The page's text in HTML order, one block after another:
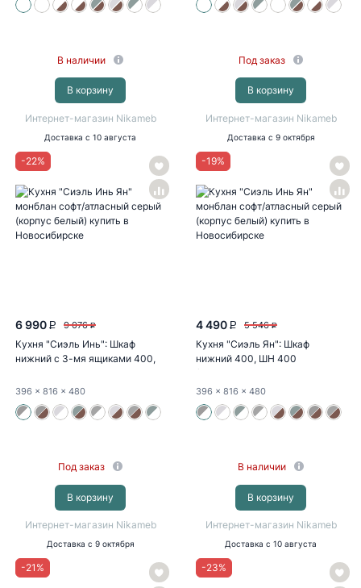
В наличии
В корзину
Интернет-магазин Nikameb
Доставка с 10 августа
Под заказ
В корзину
Интернет-магазин Nikameb
Доставка с 9 октября
-22%
6 990 P 9 076 P
Кухня "Сиэль Инь": Шкаф
нижний с 3-мя ящиками 400,
396 x 816 x 480
Под заказ
В корзину
Интернет-магазин Nikameb
Доставка с 9 октября
-19%
4 490 P 5 546 P
Кухня "Сиэль Ян": Шкаф
нижний 400, ШН 400
(монблан...
396 x 816 x 480
В наличии
В корзину
Интернет-магазин Nikameb
Доставка с 10 августа
-21 % -23%